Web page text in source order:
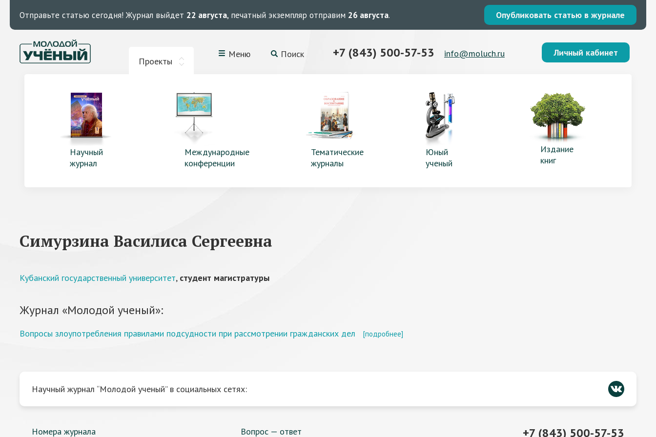
Отправьте статью сегодня! Журнал выйдет 22 августа, печатный экземпляр отправим 26 августа. Опубликовать статью в журнале
Проекты
Меню Поиск +7 (843) 500-57-53 info@moluch.ru Личный кабинет
Научный
журнал
Международные
конференции
Тематические
журналы
Юный
ученый
Издание
книг
Симурзина Василиса Сергеевна
Кубанский государственный университет, студент магистратуры
Журнал «Молодой ученый»:
Вопросы злоупотребления правилами подсудности при рассмотрении гражданских дел [подробнее]
Научный журнал “Молодой ученый” в социальных сетях:
Номера журнала Вопрос — ответ +7 (843) 500-57-53